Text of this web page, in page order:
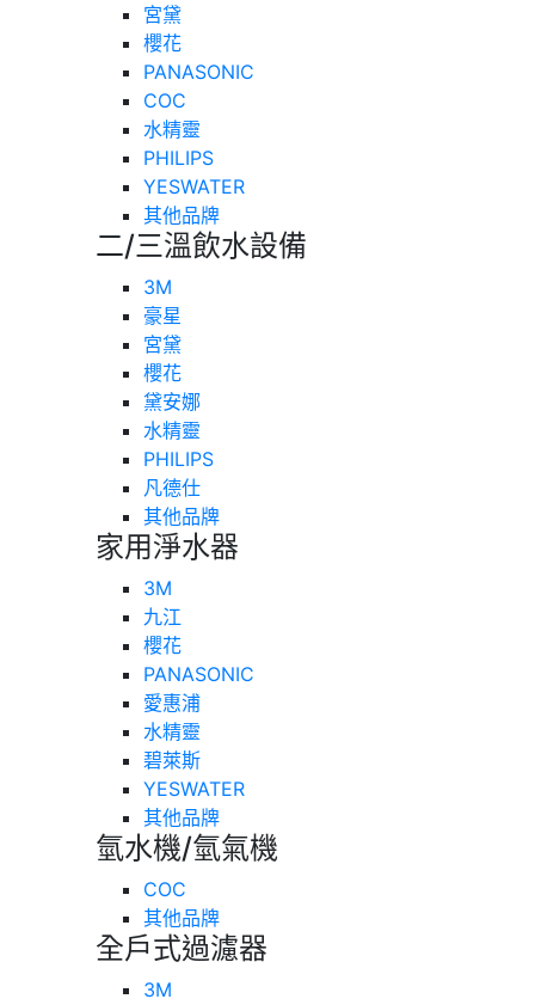
宮黛
櫻花
PANASONIC
COC
水精靈
PHILIPS
YESWATER
其他品牌
二/三溫飲水設備
3M
豪星
宮黛
櫻花
黛安娜
水精靈
PHILIPS
凡德仕
其他品牌
家用淨水器
3M
九江
櫻花
PANASONIC
愛惠浦
水精靈
碧萊斯
YESWATER
其他品牌
氫水機/氫氣機
COC
其他品牌
全戶式過濾器
3M